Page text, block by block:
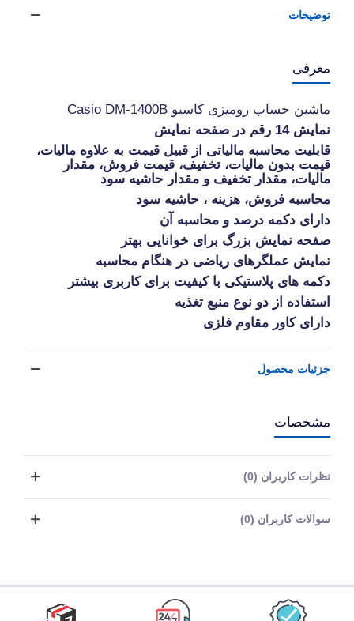
توضیحات
معرفی
ماشین حساب رومیزی کاسیو Casio DM-1400B
نمایش 14 رقم در صفحه نمایش
قابلیت محاسبه مالیاتی از قبیل قیمت به علاوه مالیات،
قیمت بدون مالیات، تخفیف، قیمت فروش، مقدار
مالیات، مقدار تخفیف و مقدار حاشیه سود
محاسبه فروش، هزینه ، حاشیه سود
دارای دکمه درصد و محاسبه آن
صفحه نمایش بزرگ برای خوانایی بهتر
نمایش عملگرهای ریاضی در هنگام محاسبه
دکمه های پلاستیکی با کیفیت برای کاربری بیشتر
استفاده از دو نوع منبع تغذیه
دارای کاور مقاوم فلزی
جزئیات محصول
مشخصات
نظرات کاربران (0)
سوالات کاربران (0)